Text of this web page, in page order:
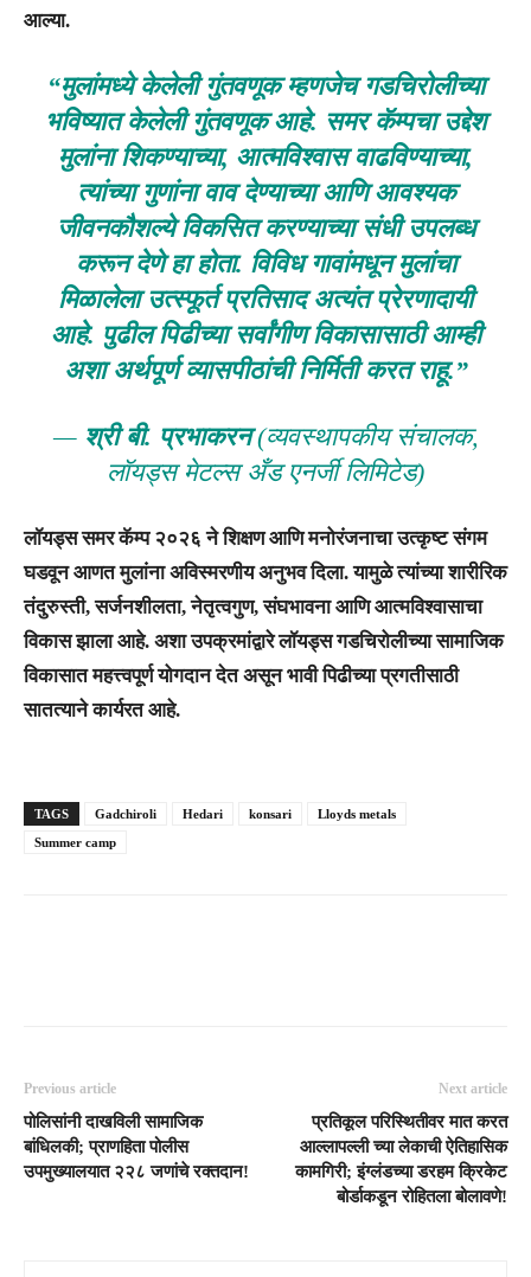
आल्या.
“मुलांमध्ये केलेली गुंतवणूक म्हणजेच गडचिरोलीच्या
भविष्यात केलेली गुंतवणूक आहे. समर कॅम्पचा उद्देश
मुलांना शिकण्याच्या, आत्मविश्वास वाढविण्याच्या,
त्यांच्या गुणांना वाव देण्याच्या आणि आवश्यक
जीवनकौशल्ये विकसित करण्याच्या संधी उपलब्ध
करून देणे हा होता. विविध गावांमधून मुलांचा
मिळालेला उत्स्फूर्त प्रतिसाद अत्यंत प्रेरणादायी
आहे. पुढील पिढीच्या सर्वांगीण विकासासाठी आम्ही
अशा अर्थपूर्ण व्यासपीठांची निर्मिती करत राहू.”
— श्री बी. प्रभाकरन(व्यवस्थापकीय संचालक,
लॉयड्स मेटल्स अँड एनर्जी लिमिटेड)
​लॉयड्स समर कॅम्प २०२६ ने शिक्षण आणि मनोरंजनाचा उत्कृष्ट संगम
घडवून आणत मुलांना अविस्मरणीय अनुभव दिला. यामुळे त्यांच्या शारीरिक
तंदुरुस्ती, सर्जनशीलता, नेतृत्वगुण, संघभावना आणि आत्मविश्वासाचा
विकास झाला आहे. अशा उपक्रमांद्वारे लॉयड्स गडचिरोलीच्या सामाजिक
विकासात महत्त्वपूर्ण योगदान देत असून भावी पिढीच्या प्रगतीसाठी
सातत्याने कार्यरत आहे.
TAGS Gadchiroli Hedari konsari
Lloyds metals
Summer camp
Previous article
पोलिसांनी दाखविली सामाजिक
बांधिलकी; प्राणहिता पोलीस
उपमुख्यालयात २२८ जणांचे रक्तदान!
Next article
प्रतिकूल परिस्थितीवर मात करत
आल्लापल्ली च्या लेकाची ऐतिहासिक
कामगिरी; इंग्लंडच्या डरहम क्रिकेट
बोर्डाकडून रोहितला बोलावणे!